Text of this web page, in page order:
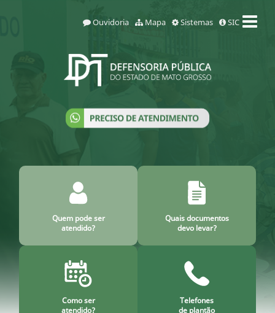
Ouvidoria Mapa Sistemas SIC
Quem pode ser
atendido?
Quais documentos
devo levar?
Como ser
atendido?
Telefones
de plantão